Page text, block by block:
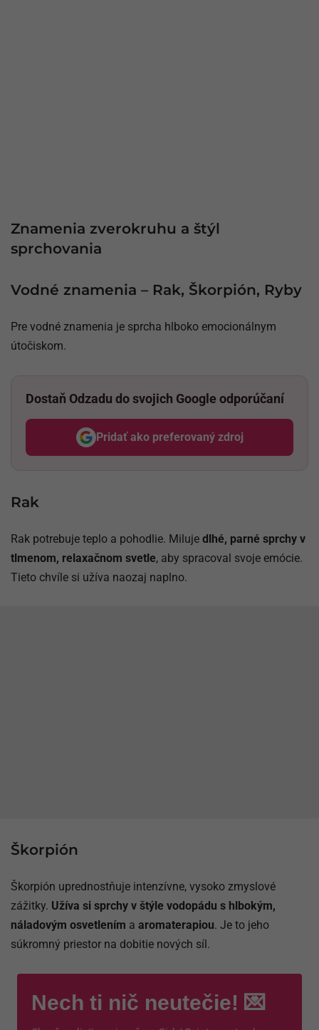
Znamenia zverokruhu a štýl
sprchovania
Vodné znamenia – Rak, Škorpión, Ryby
Pre vodné znamenia je sprcha hlboko emocionálnym
útočiskom.
Dostaň Odzadu do svojich Google odporúčaní
Pridať ako preferovaný zdroj
Odzadu, odkaz sa otvorí v
Rak
Rak potrebuje teplo a pohodlie. Miluje dlhé, parné sprchy v
tlmenom, relaxačnom svetle, aby spracoval svoje emócie.
Tieto chvíle si užíva naozaj naplno.
Škorpión
Škorpión uprednostňuje intenzívne, vysoko zmyslové
zážitky. Užíva si sprchy v štýle vodopádu s hlbokým,
náladovým osvetlením a aromaterapiou. Je to jeho
súkromný priestor na dobitie nových síl.
Nech ti nič neutečie! 💌